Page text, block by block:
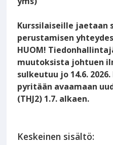
Kurssilaiseille jaetaan
perustamisen
HUOM!
muutoksista johtuen
sulkeutuu jo 14.6.
pyritään avaamaan
(THJ2) 1.7. alkaen.
Keskeinen sisältö: